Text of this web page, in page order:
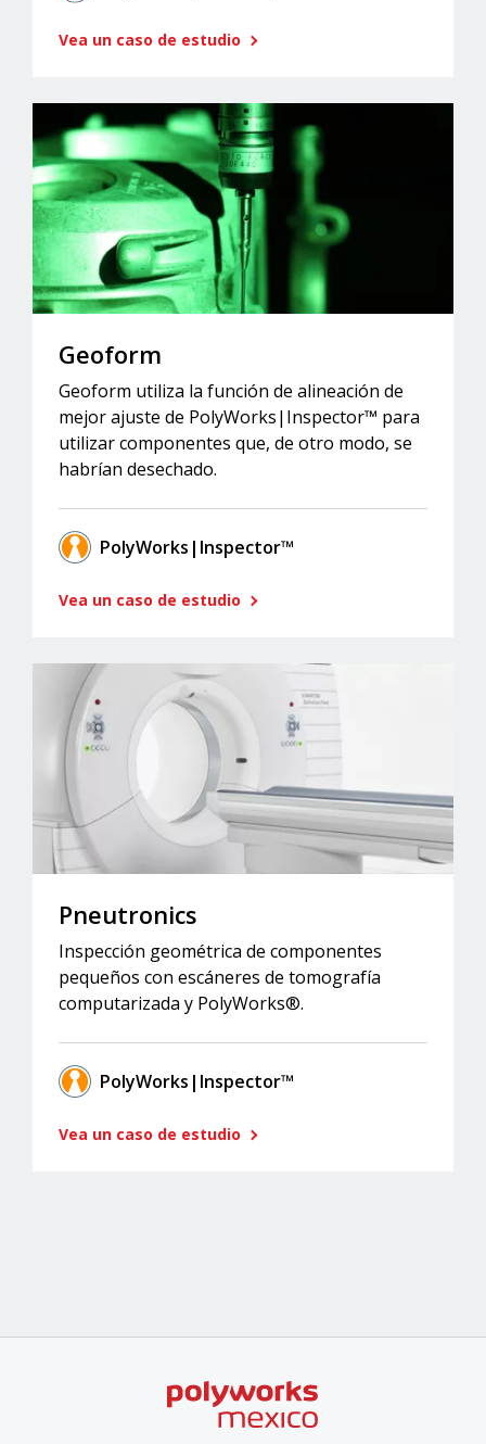
Vea un caso de estudio
Geoform
Geoform utiliza la función de alineación de
mejor ajuste de PolyWorks|Inspector™ para
utilizar componentes que, de otro modo, se
habrían desechado.
PolyWorks|Inspector™
Vea un caso de estudio
Pneutronics
Inspección geométrica de componentes
pequeños con escáneres de tomografía
computarizada y PolyWorks®.
PolyWorks|Inspector™
Vea un caso de estudio